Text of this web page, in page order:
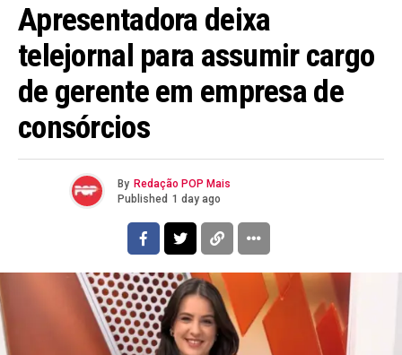
Apresentadora deixa
telejornal para assumir cargo
de gerente em empresa de
consórcios
By Redação POP Mais
Published 1 day ago